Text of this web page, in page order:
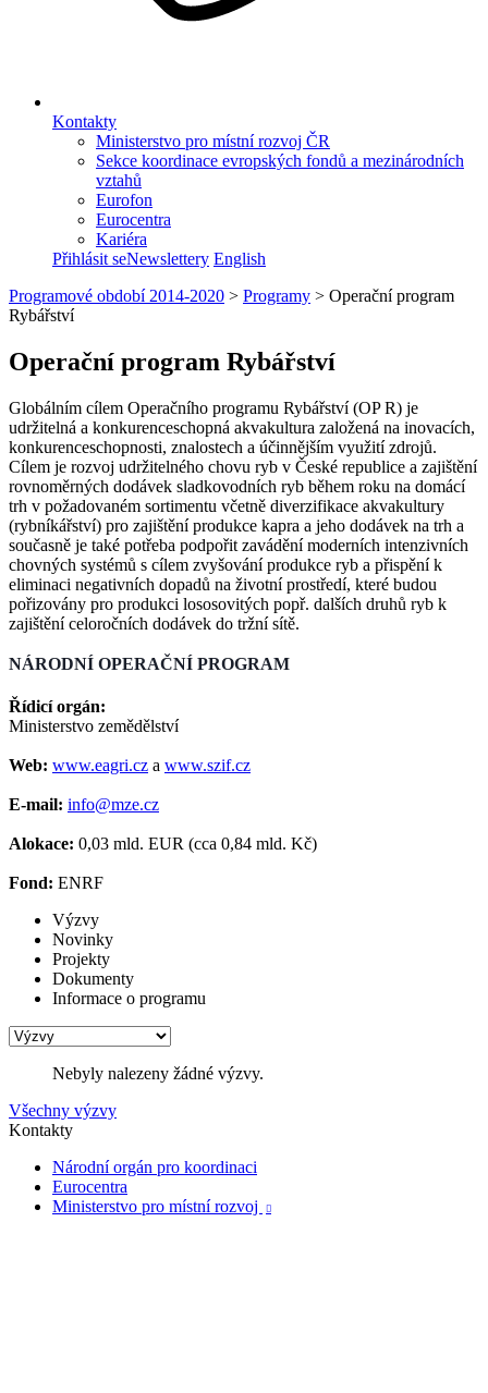
Kontakty
Ministerstvo pro místní rozvoj ČR
Sekce koordinace evropských fondů a mezinárodních
vztahů
Eurofon
Eurocentra
Kariéra
Přihlásit seNewslettery English
Programové období 2014-2020 > Programy > Operační program
Rybářství
Operační program Rybářství
Globálním cílem Operačního programu Rybářství (OP R) je
udržitelná a konkurenceschopná akvakultura založená na inovacích,
konkurenceschopnosti, znalostech a účinnějším využití zdrojů.
Cílem je rozvoj udržitelného chovu ryb v České republice a zajištění
rovnoměrných dodávek sladkovodních ryb během roku na domácí
trh v požadovaném sortimentu včetně diverzifikace akvakultury
(rybníkářství) pro zajištění produkce kapra a jeho dodávek na trh a
současně je také potřeba podpořit zavádění moderních intenzivních
chovných systémů s cílem zvyšování produkce ryb a přispění k
eliminaci negativních dopadů na životní prostředí, které budou
pořizovány pro produkci lososovitých popř. dalších druhů ryb k
zajištění celoročních dodávek do tržní sítě.
NÁRODNÍ OPERAČNÍ PROGRAM
Řídicí orgán:
Ministerstvo zemědělství
Web: www.eagri.cz a www.szif.cz
E-mail: info@mze.cz
Alokace: 0,03 mld. EUR (cca 0,84 mld. Kč)
Fond: ENRF
Výzvy
Novinky
Projekty
Dokumenty
Informace o programu
Nebyly nalezeny žádné výzvy.
Všechny výzvy
Kontakty
Národní orgán pro koordinaci
Eurocentra
Ministerstvo pro místní rozvoj
